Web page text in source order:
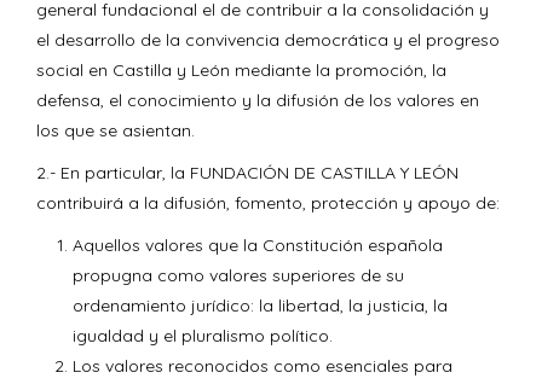
general fundacional el de contribuir a la consolidación y
el desarrollo de la convivencia democrática y el progreso
social en Castilla y León mediante la promoción, la
defensa, el conocimiento y la difusión de los valores en
los que se asientan.
2.- En particular, la FUNDACIÓN DE CASTILLA Y LEÓN
contribuirá a la difusión, fomento, protección y apoyo de:
Aquellos valores que la Constitución española
propugna como valores superiores de su
ordenamiento jurídico: la libertad, la justicia, la
igualdad y el pluralismo político.
Los valores reconocidos como esenciales para